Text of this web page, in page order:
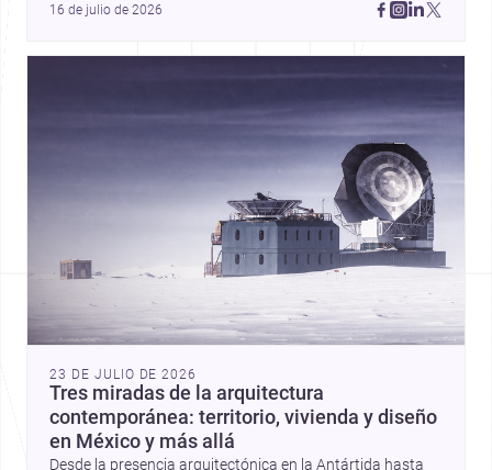
16 de julio de 2026
23 DE JULIO DE 2026
Tres miradas de la arquitectura
contemporánea: territorio, vivienda y diseño
en México y más allá
Desde la presencia arquitectónica en la Antártida hasta